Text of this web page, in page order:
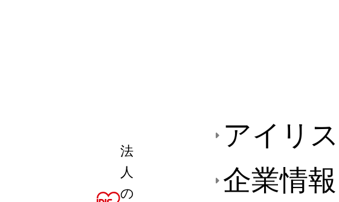
法
人
の
アイリ
企業情報